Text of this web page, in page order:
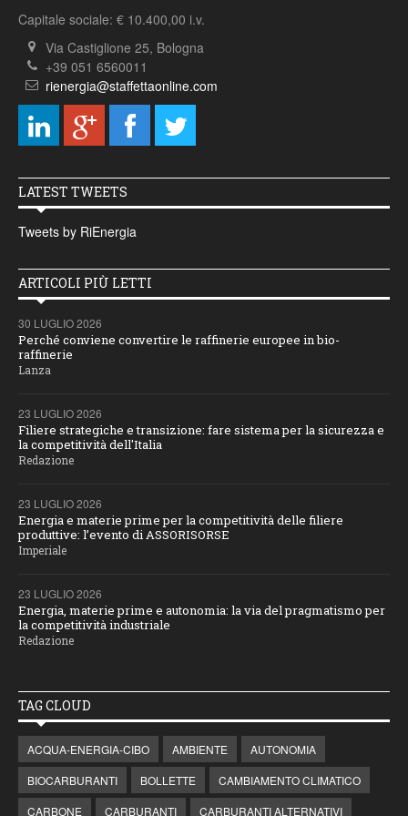
Capitale sociale: € 10.400,00 i.v.
Via Castiglione 25, Bologna
+39 051 6560011
rienergia@staffettaonline.com
LATEST TWEETS
Tweets by RiEnergia
ARTICOLI PIÙ LETTI
30 LUGLIO 2026
Perché conviene convertire le raffinerie europee in bio-
raffinerie
Lanza
23 LUGLIO 2026
Filiere strategiche e transizione: fare sistema per la sicurezza e
la competitività dell'Italia
Redazione
23 LUGLIO 2026
Energia e materie prime per la competitività delle filiere
produttive: l’evento di ASSORISORSE
Imperiale
23 LUGLIO 2026
Energia, materie prime e autonomia: la via del pragmatismo per
la competitività industriale
Redazione
TAG CLOUD
ACQUA-ENERGIA-CIBO AMBIENTE
AUTONOMIA
BIOCARBURANTI
BOLLETTE
CAMBIAMENTO CLIMATICO
CARBONE
CARBURANTI CARBURANTI ALTERNATIVI